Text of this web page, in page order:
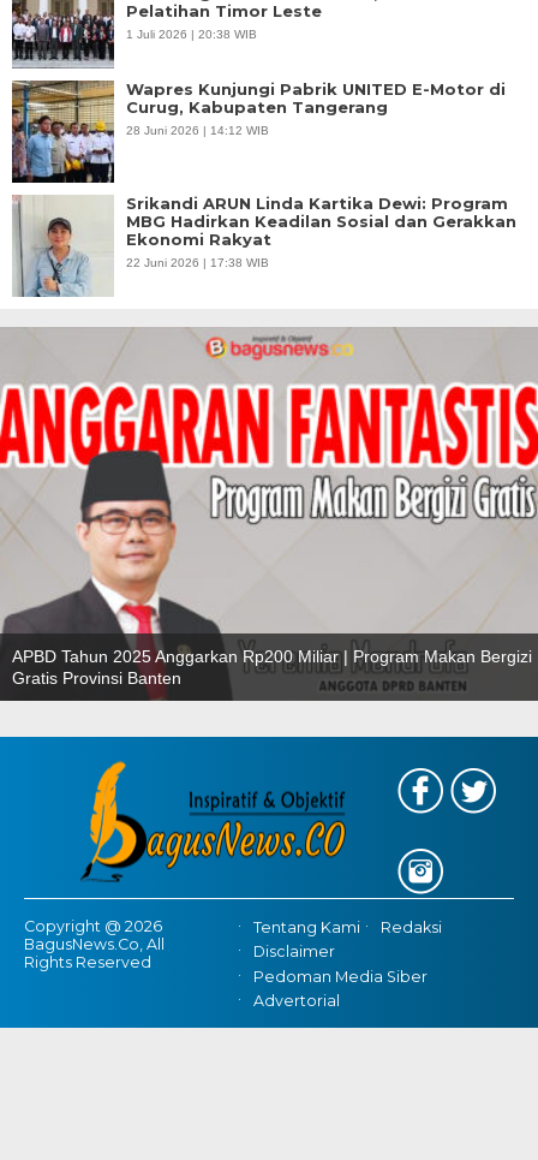
Pelatihan Timor Leste
1 Juli 2026 | 20:38 WIB
Wapres Kunjungi Pabrik UNITED E-Motor di
Curug, Kabupaten Tangerang
28 Juni 2026 | 14:12 WIB
Srikandi ARUN Linda Kartika Dewi: Program
MBG Hadirkan Keadilan Sosial dan Gerakkan
Ekonomi Rakyat
22 Juni 2026 | 17:38 WIB
APBD Tahun 2025 Anggarkan Rp200 Miliar | Program Makan Bergizi
Gratis Provinsi Banten
Copyright @ 2026
BagusNews.Co, All
Rights Reserved
Tentang Kami
Redaksi
Disclaimer
Pedoman Media Siber
Advertorial